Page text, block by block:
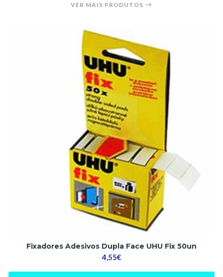
VER MAIS PRODUTOS
Fixadores Adesivos Dupla Face UHU Fix 50un
4,55€